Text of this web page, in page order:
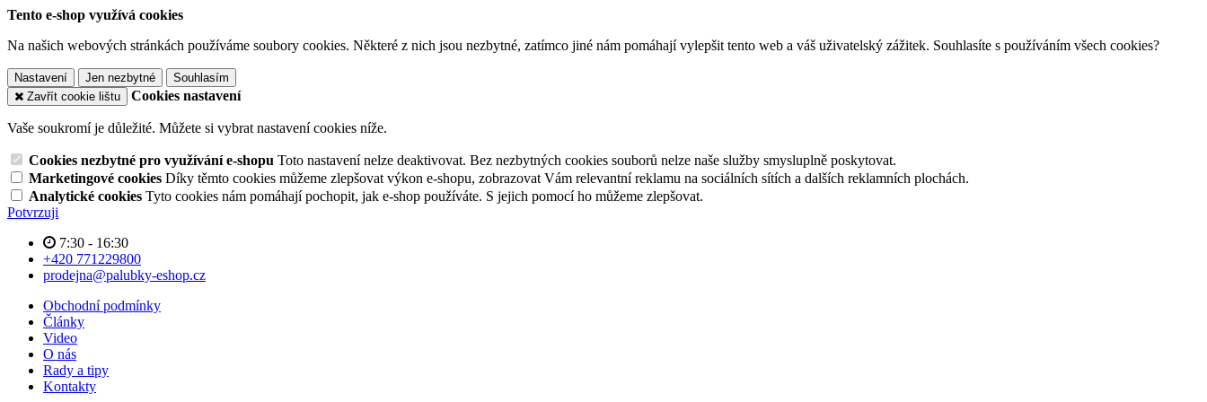
Tento e-shop využívá cookies
Na našich webových stránkách používáme soubory cookies. Některé z nich jsou nezbytné, zatímco jiné nám pomáhají vylepšit tento web a váš uživatelský zážitek. Souhlasíte s používáním všech cookies?
Nastavení Jen nezbytné
Souhlasím
Zavřít cookie lištu
Cookies nastavení
Vaše soukromí je důležité. Můžete si vybrat nastavení cookies níže.
Cookies nezbytné pro využívání e-shopu Toto nastavení nelze deaktivovat. Bez nezbytných cookies souborů nelze naše služby smysluplně poskytovat.
Marketingové cookies Díky těmto cookies můžeme zlepšovat výkon e-shopu, zobrazovat Vám relevantní reklamu na sociálních sítích a dalších reklamních plochách.
Analytické cookies Tyto cookies nám pomáhají pochopit, jak e-shop používáte. S jejich pomocí ho můžeme zlepšovat.
Potvrzuji
7:30 - 16:30
+420 771229800
prodejna@palubky-eshop.cz
Obchodní podmínky
Články
Video
O nás
Rady a tipy
Kontakty